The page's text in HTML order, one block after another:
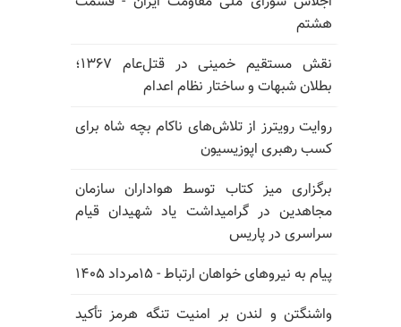
هشتم
نقش مستقیم خمینی در قتل‌عام ۱۳۶۷؛
بطلان شبهات و ساختار نظام اعدام
روایت رویترز از تلاش‌های ناکام بچه شاه برای
کسب رهبری اپوزیسیون
برگزاری میز کتاب توسط هواداران سازمان
مجاهدین در گرامیداشت یاد شهیدان قیام
سراسری در پاریس
پیام به نیروهای خواهان ارتباط - ۱۵مرداد ۱۴۰۵
واشنگتن و لندن بر امنیت تنگه هرمز تأکید